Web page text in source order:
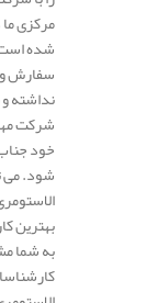
مرکزی
شده
سفارش و
نداشته
شرکت
خود
شود. می
بهترین
به شما